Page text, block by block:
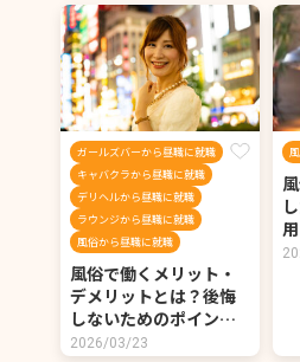
ガールズバーから昼職に就職
キャバクラから昼職に就職
デリヘルから昼職に就職
ラウンジから昼職に就職
風俗から昼職に就職
風俗で働くメリット・
デメリットとは？後悔
しないためのポイン…
2026/03/23